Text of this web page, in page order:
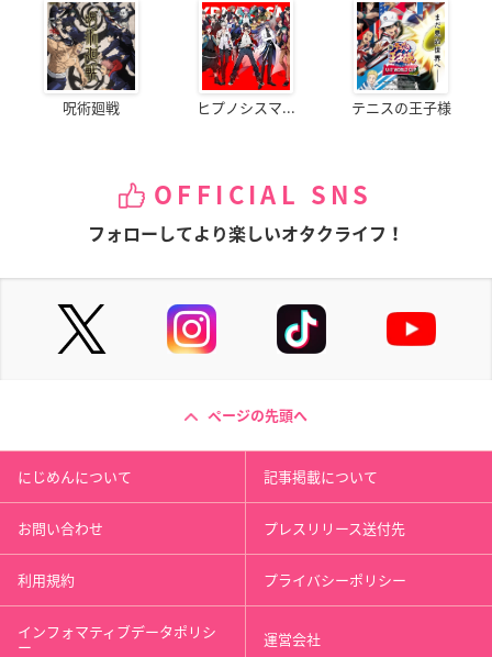
呪術廻戦 ヒプノシスマ... テニスの王子様
OFFICIAL SNS
フォローしてより楽しいオタクライフ！
ページの先頭へ
にじめんについて 記事掲載について
お問い合わせ プレスリリース送付先
利用規約 プライバシーポリシー
インフォマティブデータポリシ
ー 運営会社